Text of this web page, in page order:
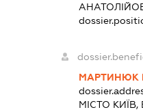
МАРТИНЮК
МІСТО